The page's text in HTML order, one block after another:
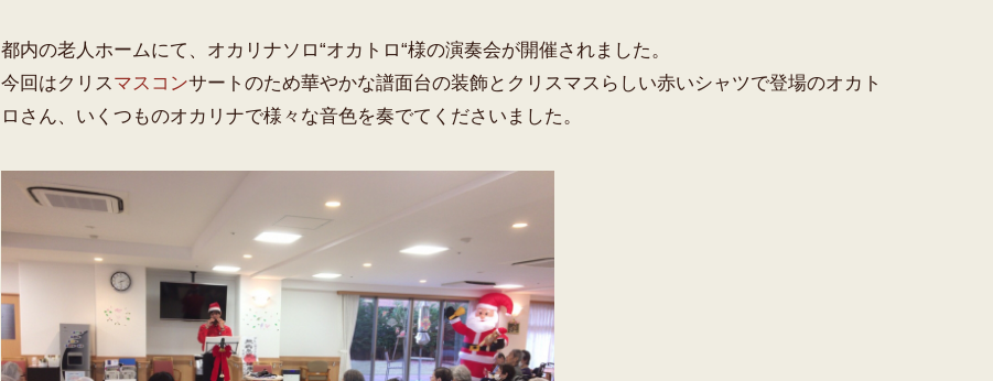
都内の老人ホームにて、オカリナソロ“オカトロ“様の演奏会が開催されました。
今回はクリス マスコンサートのため華やかな譜面台の装飾とクリスマスらしい赤いシャツで登場のオカト
ロさん、いくつものオカリナで様々な音色を奏でてくださいました。